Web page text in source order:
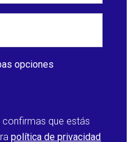
opciones
confirmas que estás
política de privacidad